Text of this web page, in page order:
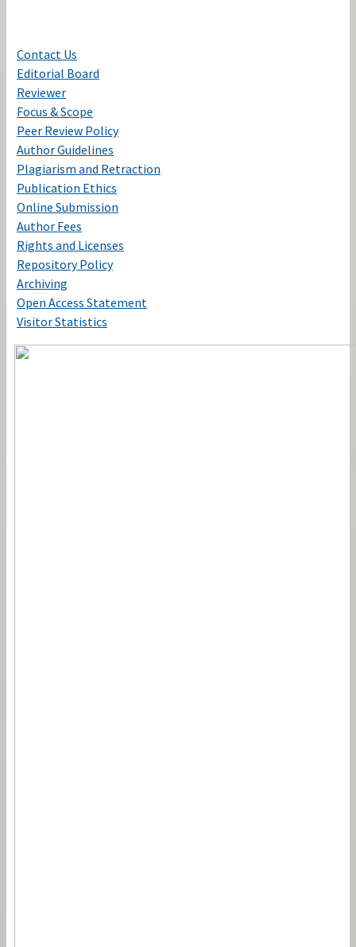
Contact Us
Editorial Board
Reviewer
Focus & Scope
Peer Review Policy
Author Guidelines
Plagiarism and Retraction
Publication Ethics
Online Submission
Author Fees
Rights and Licenses
Repository Policy
Archiving
Open Access Statement
Visitor Statistics